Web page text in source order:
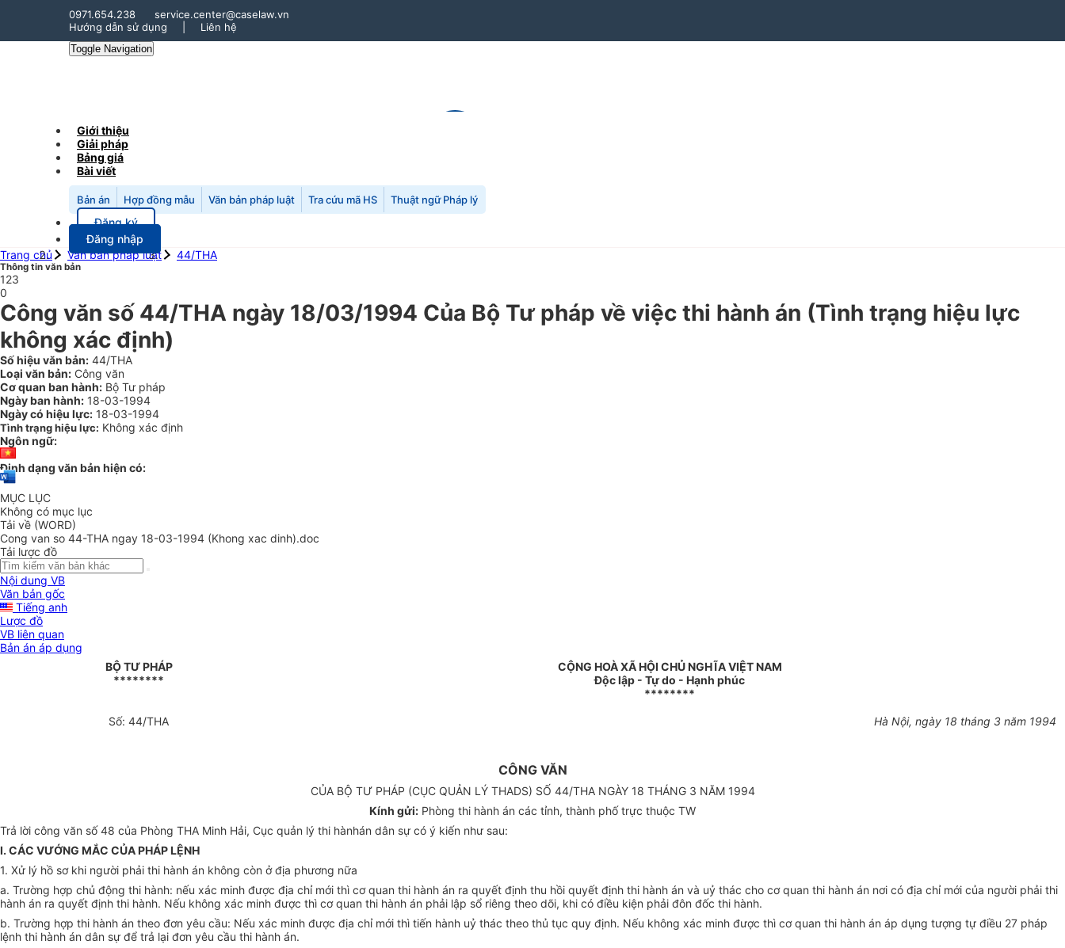
0971.654.238
service.center@caselaw.vn
Hướng dẫn sử dụng
Liên hệ
Toggle Navigation
Giới thiệu
Giải pháp
Bảng giá
Bài viết
Bản án Hợp đồng mẫu Văn bản pháp luật Tra cứu mã HS Thuật ngữ Pháp lý
Đăng ký
Đăng nhập
Trang chủ
Văn bản pháp luật 44/THA
Thông tin văn bản
123
0
Công văn số 44/THA ngày 18/03/1994 Của Bộ Tư pháp về việc thi hành án (Tình trạng hiệu lực
không xác định)
Số hiệu văn bản: 44/THA
Loại văn bản: Công văn
Cơ quan ban hành: Bộ Tư pháp
Ngày ban hành: 18-03-1994
Ngày có hiệu lực: 18-03-1994
Tình trạng hiệu lực: Không xác định
Ngôn ngữ:
Định dạng văn bản hiện có:
MỤC LỤC
Không có mục lục
Tải về (WORD)
Cong van so 44-THA ngay 18-03-1994 (Khong xac dinh).doc
Tải lược đồ
Nội dung VB
Văn bản gốc
Tiếng anh
Lược đồ
VB liên quan
Bản án áp dụng
BỘ TƯ PHÁP
********
CỘNG HOÀ XÃ HỘI CHỦ NGHĨA VIỆT NAM
Độc lập - Tự do - Hạnh phúc
********
Số: 44/THA Hà Nội, ngày 18 tháng 3 năm 1994
CÔNG VĂN
CỦA BỘ TƯ PHÁP (CỤC QUẢN LÝ THADS) SỐ 44/THA NGÀY 18 THÁNG 3 NĂM 1994
Kính gửi: Phòng thi hành án các tỉnh, thành phố trực thuộc TW
Trả lời công văn số 48 của Phòng THA Minh Hải, Cục quản lý thi hànhán dân sự có ý kiến như sau:
I. CÁC VƯỚNG MẮC CỦA PHÁP LỆNH
1. Xử lý hồ sơ khi người phải thi hành án không còn ở địa phương nữa
a. Trường hợp chủ động thi hành: nếu xác minh được địa chỉ mới thì cơ quan thi hành án ra quyết định thu hồi quyết định thi hành án và uỷ thác cho cơ quan thi hành án nơi có địa chỉ mới của người phải thi
hành án ra quyết định thi hành. Nếu không xác minh được thì cơ quan thi hành án phải lập sổ riêng theo dõi, khi có điều kiện phải đôn đốc thi hành.
b. Trường hợp thi hành án theo đơn yêu cầu: Nếu xác minh được địa chỉ mới thì tiến hành uỷ thác theo thủ tục quy định. Nếu không xác minh được thì cơ quan thi hành án áp dụng tượng tự điều 27 pháp
lệnh thi hành án dân sự để trả lại đơn yêu cầu thi hành án.